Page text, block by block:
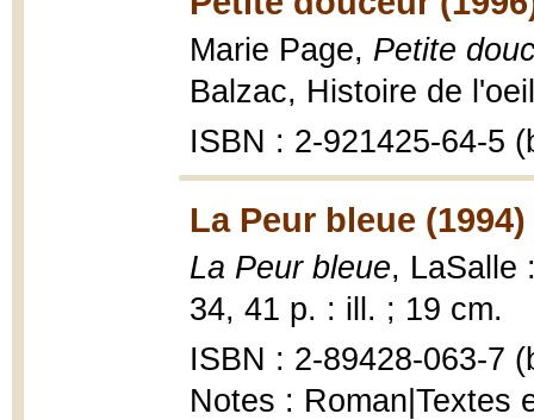
Marie Page, Petite
Balzac, Histoire de
ISBN : 2-921425-64-5
La Peur bleue (1994)
La Peur bleue, LaSalle
34, 41 p. : ill. ; 19 cm.
ISBN : 2-89428-063-7
Notes : Roman|Textes